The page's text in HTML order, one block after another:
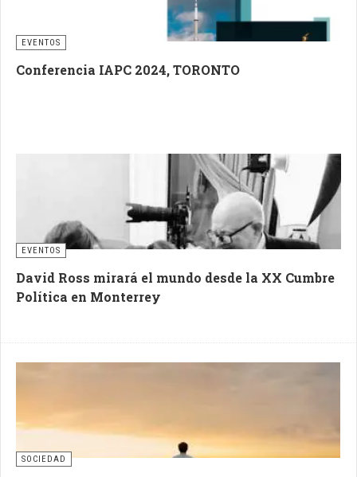
EVENTOS
Conferencia IAPC 2024, TORONTO
EVENTOS
David Ross mirará el mundo desde la XX Cumbre
Política en Monterrey
SOCIEDAD